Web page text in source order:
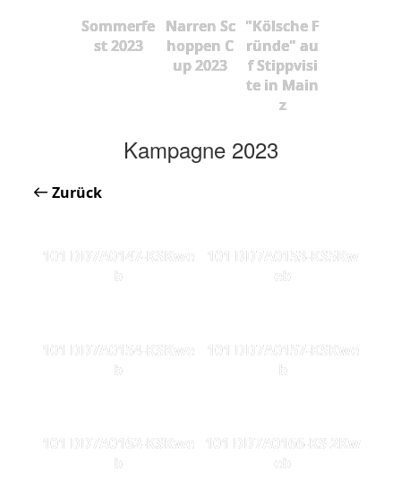
Sommerfe
st 2023
Narren Sc
hoppen C
up 2023
"Kölsche F
ründe" au
f Stippvisi
te in Main
z
Kampagne 2023
Zurück
101 DD7A0147-KSKwe
b
101 DD7A0153-KS5Kw
eb
101 DD7A0154-KSKwe
b
101 DD7A0157-KSKwe
b
101 DD7A0162-KSKwe
b
101 DD7A0166-KS 2Kw
eb